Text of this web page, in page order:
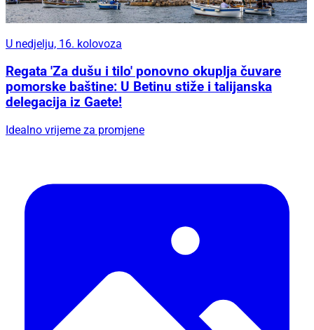
U nedjelju, 16. kolovoza
Regata 'Za dušu i tilo' ponovno okuplja čuvare
pomorske baštine: U Betinu stiže i talijanska
delegacija iz Gaete!
Idealno vrijeme za promjene